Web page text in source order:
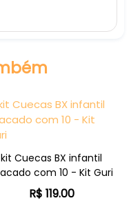
kit Cuecas BX infantil
com 10 - Kit Guri
R$ 119.00